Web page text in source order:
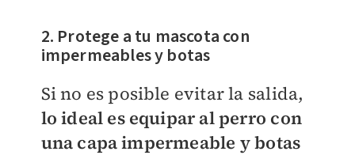
2. Protege a tu mascota con
impermeables y botas
Si no es posible evitar la salida,
lo ideal es equipar al perro con
una capa impermeable y botas